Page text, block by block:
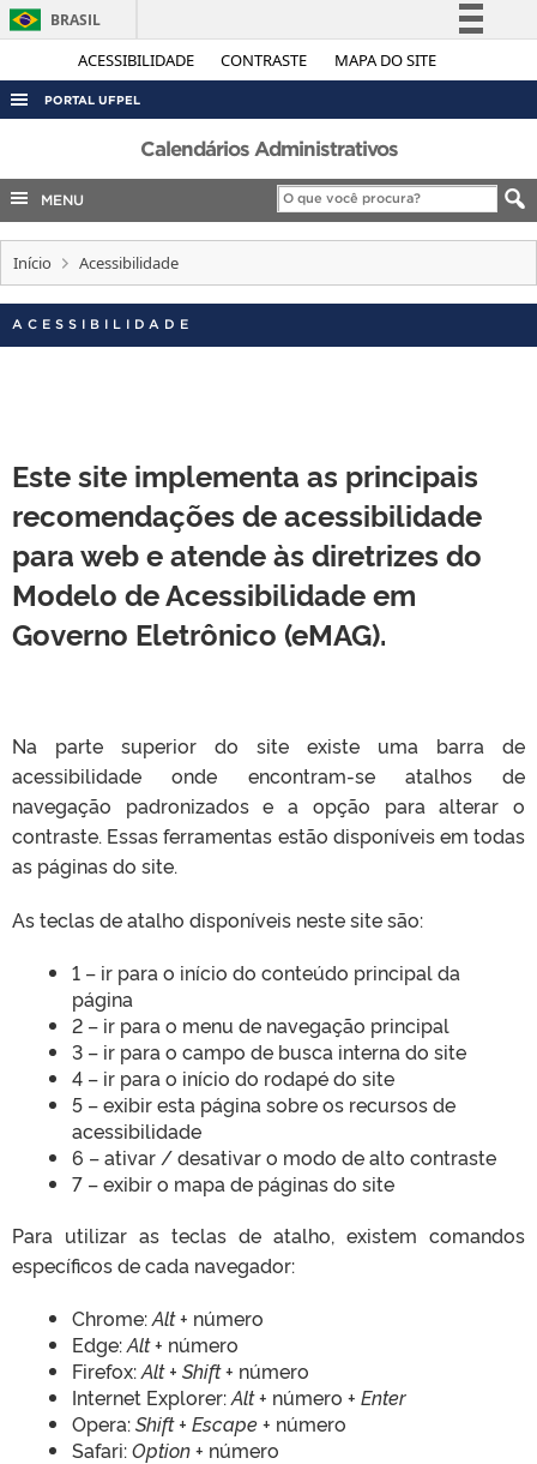
ACESSIBILIDADE CONTRASTE MAPA DO SITE
BRASIL
Simplifique!
Legislação
Canais
PORTAL UFPEL
ACESSO À INFORMAÇÃO
AUDITORIA
COBALTO
CONCURSOS
EDITAIS
INTERNACIONAL
TELEFONES
Calendários Administrativos
MENU
Início Acessibilidade
ACESSIBILIDADE
Este site implementa as principais
recomendações de acessibilidade
para web e atende às diretrizes do
Modelo de Acessibilidade em
Governo Eletrônico (eMAG).
Na parte superior do site existe uma barra de
acessibilidade onde encontram-se atalhos de
navegação padronizados e a opção para alterar o
contraste. Essas ferramentas estão disponíveis em todas
as páginas do site.
As teclas de atalho disponíveis neste site são:
1 – ir para o início do conteúdo principal da
página
2 – ir para o menu de navegação principal
3 – ir para o campo de busca interna do site
4 – ir para o início do rodapé do site
5 – exibir esta página sobre os recursos de
acessibilidade
6 – ativar / desativar o modo de alto contraste
7 – exibir o mapa de páginas do site
Para utilizar as teclas de atalho, existem comandos
específicos de cada navegador:
Chrome:Alt+ número
Edge:Alt+ número
Firefox:Alt + Shift+ número
Internet Explorer:Alt+ número + Enter
Opera:Shift + Escape+ número
Safari:Option+ número